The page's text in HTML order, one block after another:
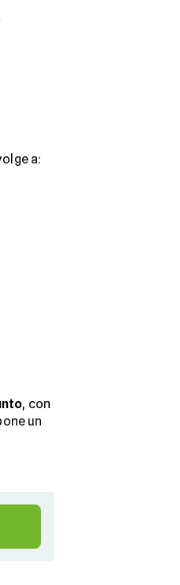
a:
, con
un